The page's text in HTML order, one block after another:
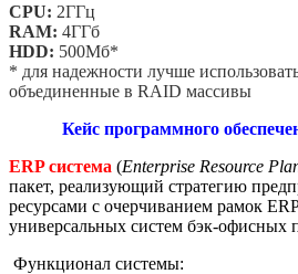
CPU: 2ГГц
RAM: 4ГГб
HDD: 500Мб*
* для надежности лучше
объединенные в RAID массивы
Кейс программного
ERP система (Enterprise Resource
пакет, реализующий стратегию
ресурсами с очерчиванием рамок
универсальных систем бэк-офисных
Функционал системы: